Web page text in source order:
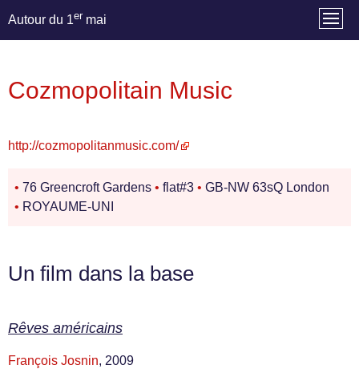
Autour du 1er mai
Cozmopolitain Music
http://cozmopolitanmusic.com/
• 76 Greencroft Gardens • flat#3 • GB-NW 63sQ London
• ROYAUME-UNI
Un film dans la base
Rêves américains
François Josnin, 2009